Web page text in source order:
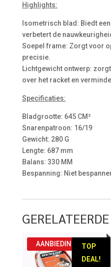
Highlights:
Isometrisch blad: Biedt
verbetert de
Soepel frame: Zorgt voor
precisie.
Lichtgewicht ontwerp:
over het racket en
Specificaties:
Bladgrootte: 645 CM²
Snarenpatroon: 16/19
Gewicht: 280 G
Lengte: 687 mm
Balans: 330 MM
Bespanning: Niet
TOP
DEAL!
AANBIEDING!